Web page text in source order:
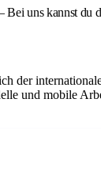
uns kannst du
der
und mobile